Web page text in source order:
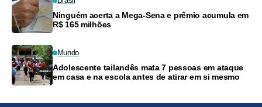
Ninguém acerta a Mega-Sena e prêmio acumula em
R$ 165 milhões
Mundo
Adolescente tailandês mata 7 pessoas em ataque
em casa e na escola antes de atirar em si mesmo